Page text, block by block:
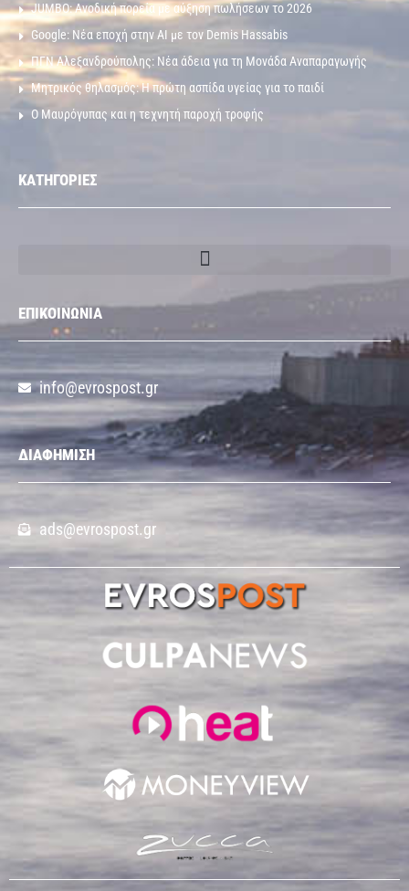
JUMBO: Ανοδική πορεία με αύξηση πωλήσεων το 2026
Google: Νέα εποχή στην AI με τον Demis Hassabis
ΠΓΝ Αλεξανδρούπολης: Νέα άδεια για τη Μονάδα Αναπαραγωγής
Μητρικός θηλασμός: Η πρώτη ασπίδα υγείας για το παιδί
Ο Μαυρόγυπας και η τεχνητή παροχή τροφής
ΚΑΤΗΓΟΡΙΕΣ
ΕΠΙΚΟΙΝΩΝΙΑ
info@evrospost.gr
ΔΙΑΦΗΜΙΣΗ
ads@evrospost.gr